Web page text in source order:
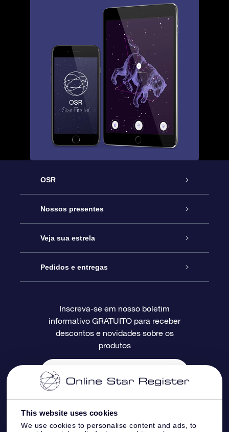
This website uses cookies
We use cookies to personalise content and ads, to
OSR
Serviço
Entre em contato conosco
Blog
Avaliações
Nossos presentes
Presente estrelar on-line
Pacote de presente da OSR
O cartão de presente da OSR
Presentes corporativos
Veja sua estrela
Star Register
Página estelar personalizada
Um Milhão de Estrelas
OSR Starsaver
Aplicativo RV Fly me to the stars
Pedidos e entregas
Informações de pagamento
Política de devolução
Constelações
Inscreva-se em nosso boletim
informativo GRATUITO para receber
descontos e novidades sobre os
produtos